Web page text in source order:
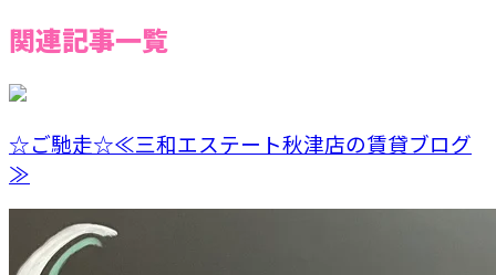
関連記事一覧
☆ご馳走☆≪三和エステート秋津店の賃貸ブログ
≫